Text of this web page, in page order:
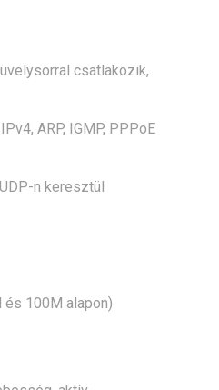
csatlakozik,
ARP, IGMP, PPPoE
n keresztül
100M alapon)